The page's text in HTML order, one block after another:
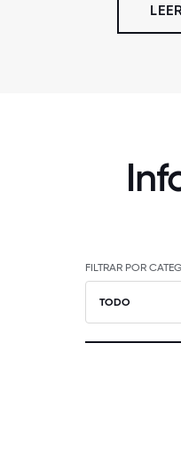
FILTRAR POR
TODO